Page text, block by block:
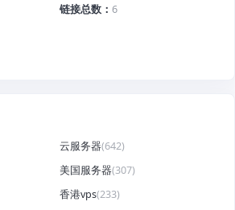
链接总数
6
云服务器(642)
美国服务器(307)
香港vps(233)